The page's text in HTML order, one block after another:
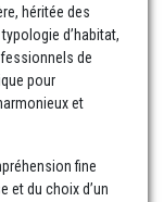
héritée des
d’habitat,
de
pour
et
fine
et du choix d’un